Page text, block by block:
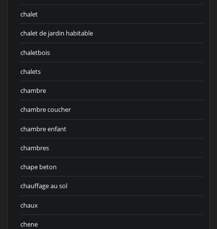
chalet
chalet de jardin habitable
chaletbois
chalets
chambre
chambre coucher
chambre enfant
chambres
chape beton
chauffage au sol
chaux
chene